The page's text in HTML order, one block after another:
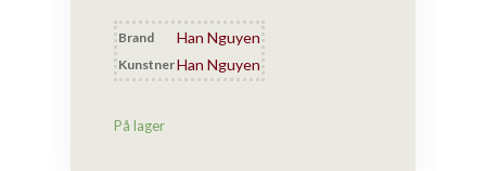
Brand Han Nguyen
KunstnerHan Nguyen
På lager